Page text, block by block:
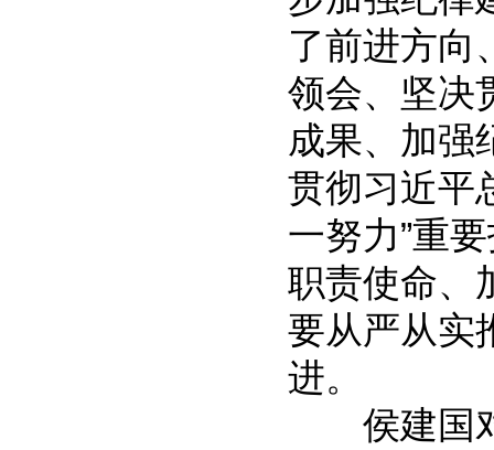
了前进方向
领会、坚决
成果、加强
贯彻习近平
一努力”重
职责使命、
要从严从实
进。
侯建国对